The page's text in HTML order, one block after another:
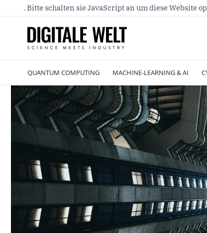
. Bitte schalten sie JavaScript an um diese Website
QUANTUM COMPUTING MACHINE-LEARNING & AI